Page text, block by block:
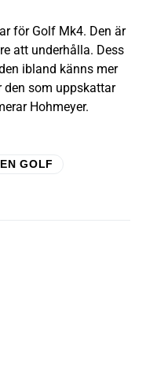
för Golf Mk4. Den är
att underhålla. Dess
ibland känns mer
den som uppskattar
Hohmeyer.
GOLF